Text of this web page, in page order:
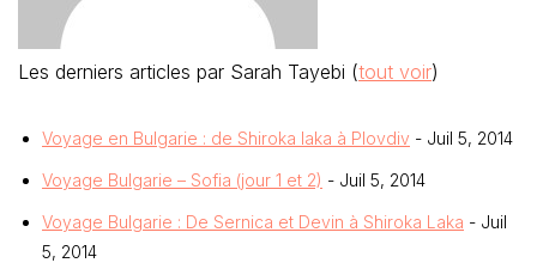
Les derniers articles par Sarah Tayebi (tout voir)
Voyage en Bulgarie : de Shiroka laka à Plovdiv - Juil 5, 2014
Voyage Bulgarie – Sofia (jour 1 et 2) - Juil 5, 2014
Voyage Bulgarie : De Sernica et Devin à Shiroka Laka - Juil
5, 2014